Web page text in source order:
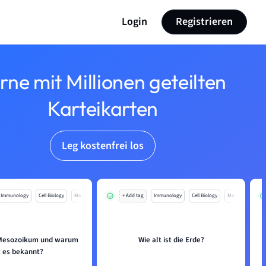
Login Registrieren
mit Millionen geteilten
Karteikarten
Leg kostenfrei los
Immunology Cell Biology Mo
und warum
es bekannt?
+ Add tag Immunology Cell Biology Mo
Wie alt ist die Erde?